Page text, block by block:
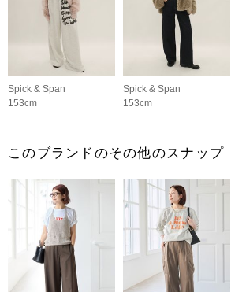
Spick & Span
153cm
Spick & Span
153cm
このブランドのその他のスナップ